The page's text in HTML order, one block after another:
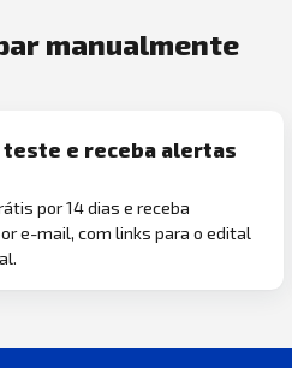
manualmente
teste e receba alertas
por 14 dias e receba
e-mail, com links para o edital